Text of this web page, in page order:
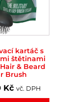
kartáč s
štětinami
& Beard
Brush
Kč vč. DPH